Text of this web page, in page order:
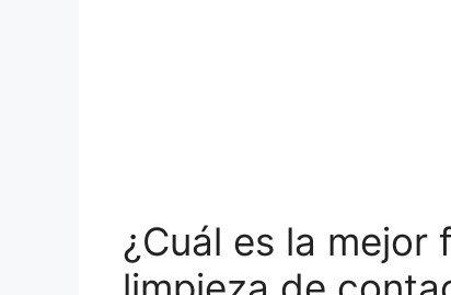
¿Cuál es la mejor